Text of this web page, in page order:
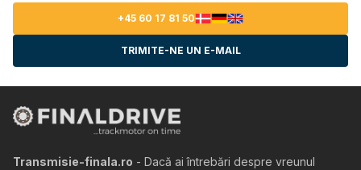
+45 60 17 81 50
TRIMITE-NE UN E-MAIL
Transmisie-finala.ro - Dacă ai întrebări despre vreunul